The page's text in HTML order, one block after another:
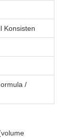
Konsisten
/